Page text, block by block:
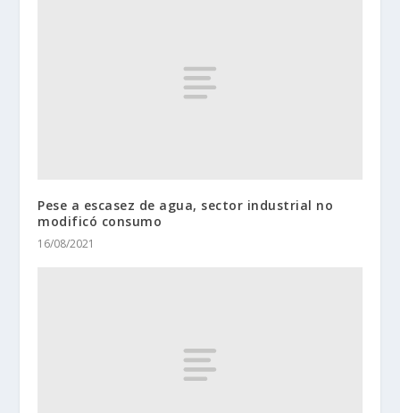
Pese a escasez de agua, sector industrial no
modificó consumo
16/08/2021